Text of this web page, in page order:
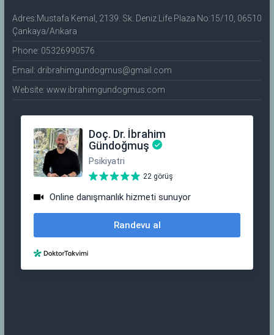
Adres:Mustafa Kemal, 2139. Sk. Deniz Life Plaza No:15/10, 06510
Çankaya/Ankara
Phone: 05326990576
Email: dribrahimgundogmus@gmail.com
Website: www.ibrahimgundogmus.com